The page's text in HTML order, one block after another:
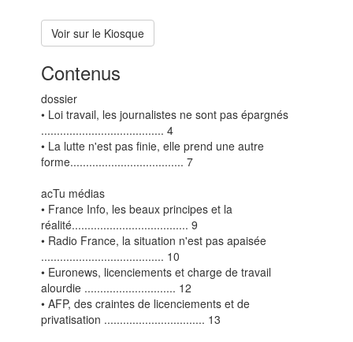
Voir sur le Kiosque
Contenus
dossier
• Loi travail, les journalistes ne sont pas épargnés
....................................... 4
• La lutte n'est pas finie, elle prend une autre
forme.................................... 7
acTu médias
• France Info, les beaux principes et la
réalité..................................... 9
• Radio France, la situation n'est pas apaisée
....................................... 10
• Euronews, licenciements et charge de travail
alourdie ............................. 12
• AFP, des craintes de licenciements et de
privatisation ................................ 13